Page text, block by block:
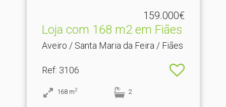
159.000€
Loja com 168 m2 em Fiães
Aveiro / Santa Maria da Feira / Fiães
Ref: 3106
168 m2 2